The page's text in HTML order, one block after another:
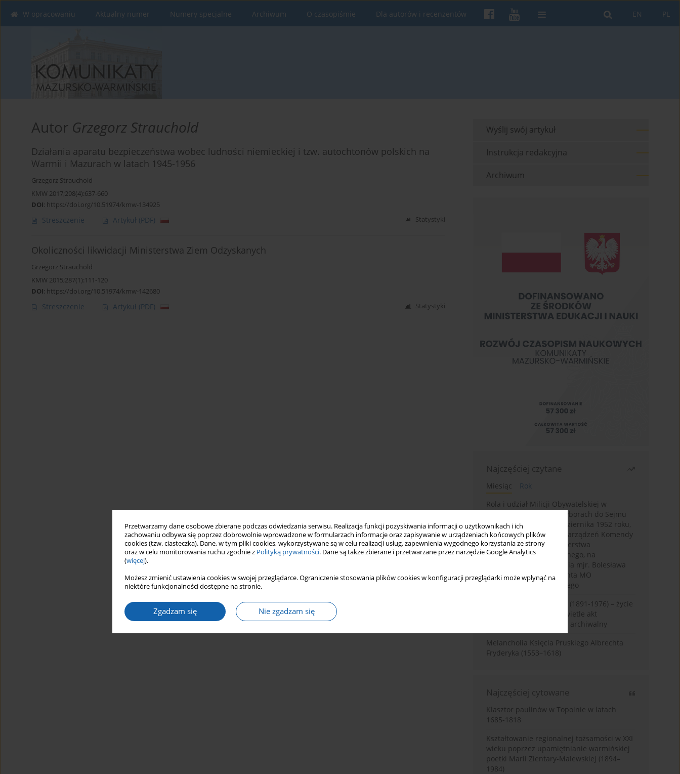
Przetwarzamy dane osobowe zbierane podczas odwiedzania serwisu. Realizacja funkcji pozyskiwania informacji o użytkownikach i ich
zachowaniu odbywa się poprzez dobrowolnie wprowadzone w formularzach informacje oraz zapisywanie w urządzeniach końcowych plików
cookies (tzw. ciasteczka). Dane, w tym pliki cookies, wykorzystywane są w celu realizacji usług, zapewnienia wygodnego korzystania ze strony
oraz w celu monitorowania ruchu zgodnie z Polityką prywatności. Dane są także zbierane i przetwarzane przez narzędzie Google Analytics
(więcej).
Możesz zmienić ustawienia cookies w swojej przeglądarce. Ograniczenie stosowania plików cookies w konfiguracji przeglądarki może wpłynąć na
niektóre funkcjonalności dostępne na stronie.
Zgadzam się Nie zgadzam się
PL
EN
W opracowaniu Aktualny numer Numery specjalne Archiwum O czasopiśmie Dla autorów i recenzentów
Autor Grzegorz Strauchold
Działania aparatu bezpieczeństwa wobec ludności niemieckiej i tzw. autochtonów polskich na
Warmii i Mazurach w latach 1945-1956
Grzegorz Strauchold
KMW 2017;298(4):637-660
DOI: https://doi.org/10.51974/kmw-134925
Streszczenie Artykuł (PDF) Statystyki
Okoliczności likwidacji Ministerstwa Ziem Odzyskanych
Grzegorz Strauchold
KMW 2015;287(1):111-120
DOI: https://doi.org/10.51974/kmw-142680
Streszczenie Artykuł (PDF) Statystyki
Wyślij swój artykuł
Instrukcja redakcyjna
Archiwum
Najczęściej czytane
Miesiąc
Rok
Rola i udział Milicji Obywatelskiej w
kampanii wyborczej i wyborach do Sejmu
PRL I kadencji z 26 października 1952 roku,
w świetle wytycznych i zarządzeń Komendy
Głównej MO oraz Ministerstwa
Bezpieczeństwa Publicznego, na
przykładzie sprawozdania mjr. Bolesława
Wyszyńskiego komendanta MO
województwa olsztyńskiego
Zygmunt Tadeusz Robel (1891-1976) – życie
i kariera zawodowa w świetle akt
osobowych. Rekonesans archiwalny
Melancholia Księcia Pruskiego Albrechta
Fryderyka (1553–1618)
Najczęściej cytowane
Klasztor paulinów w Topolnie w latach
1685-1818
Kształtowanie regionalnej tożsamości w XXI
wieku poprzez upamiętnianie warmińskiej
poetki Marii Zientary-Malewskiej (1894–
1984)